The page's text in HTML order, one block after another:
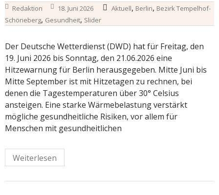
Redaktion 18. Juni 2026 Aktuell, Berlin, Bezirk Tempelhof-
Schöneberg, Gesundheit, Slider
Der Deutsche Wetterdienst (DWD) hat für Freitag, den
19. Juni 2026 bis Sonntag, den 21.06.2026 eine
Hitzewarnung für Berlin herausgegeben. Mitte Juni bis
Mitte September ist mit Hitzetagen zu rechnen, bei
denen die Tagestemperaturen über 30° Celsius
ansteigen. Eine starke Wärmebelastung verstärkt
mögliche gesundheitliche Risiken, vor allem für
Menschen mit gesundheitlichen
Weiterlesen